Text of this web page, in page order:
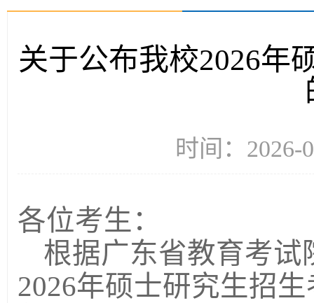
关于公布我校2026年
时间：
各位考生：
根据广东省教育考
2026年硕士研究生招